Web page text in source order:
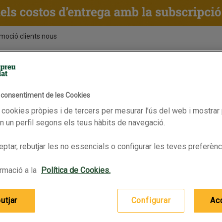
clients nous
de les Cookies
pròpies i de tercers per mesurar l’ús del web i
un perfil segons els teus hàbits de navegació.
rebutjar les no essencials o configurar les teves
a la Política de Cookies.
Configurar